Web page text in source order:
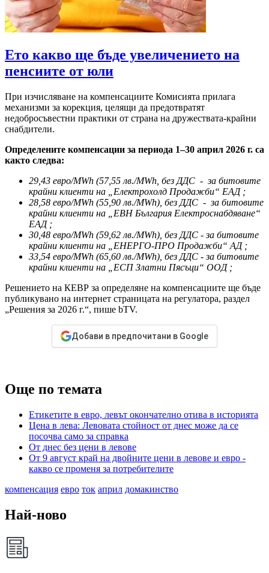
Ето какво ще бъде увеличението на
пенсиите от юли
При изчисляване на компенсациите Комисията прилага
механизми за корекция, целящи да предотвратят
недобросъвестни практики от страна на дружествата-крайни
снабдители.
Определените компенсации за периода 1–30 април 2026 г. са
както следва:
29,43 евро/MWh (57,55 лв./MWh, без ДДС - за битовите
крайни клиенти на „Електрохолд Продажби“ ЕАД ;
28,58 евро/MWh (55,90 лв./MWh), без ДДС - за битовите
крайни клиенти на „ЕВН България Електроснабдяване“
ЕАД ;
30,48 евро/MWh (59,62 лв./MWh), без ДДС - за битовите
крайни клиенти на „ЕНЕРГО-ПРО Продажби“ АД ;
33,54 евро/MWh (65,60 лв./MWh), без ДДС - за битовите
крайни клиенти на „ЕСП Златни Пясъци“ ООД ;
Решението на КЕВР за определяне на компенсациите щe бъде
публикувано на интернет страницата на регулатора, раздел
„Решения за 2026 г.“, пише bTV.
Добави в предпочитани в Google
Още по темата
Етикетите в евро, левът окончателно отива в историята
Цена в лева: Левовата стойност от днес може да се
посочва само за справка
От днес без цени в левове
От 9 август край на двойните цени в левове и евро -
какво се променя за потребителите
компенсация евро ток април домакинство
Най-ново